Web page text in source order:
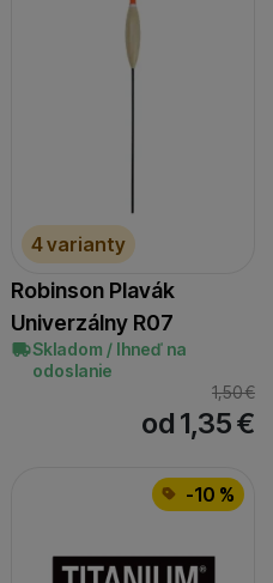
4 varianty
Robinson Plavák
Univerzálny R07
Skladom / Ihneď na
odoslanie
1,50€
od 1,35€
-10 %